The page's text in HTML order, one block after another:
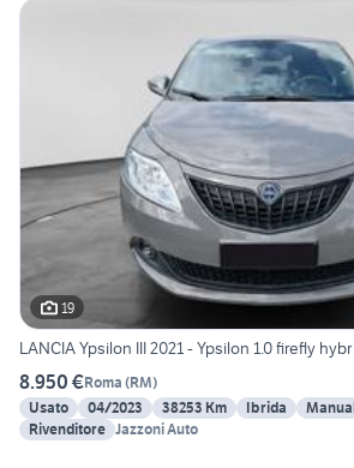
19
LANCIA Ypsilon III 2021 - Ypsilon 1.0 firefly hybr
8.950 €Roma (RM)
Usato
04/2023 38253 Km Ibrida
Rivenditore Jazzoni Auto